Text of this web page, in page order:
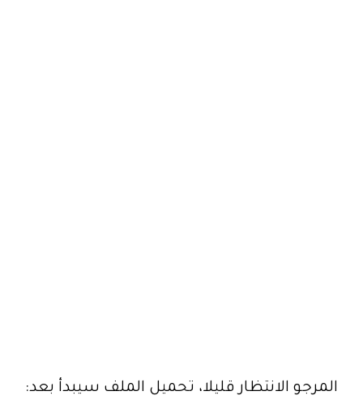
المرجو الانتظار قليلا، تحميل الملف سيبدأ بعد: